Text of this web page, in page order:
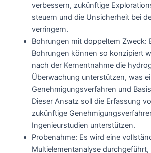
verbessern, zukünftige
steuern und die Unsicherheit bei
verringern.
Bohrungen mit doppeltem Zweck:
Bohrungen können so konzipiert
nach der Kernentnahme die
Überwachung unterstützen, was
Genehmigungsverfahren und
Dieser Ansatz soll die Erfassung
zukünftige
Ingenieurstudien unterstützen.
Probenahme: Es wird eine
Multielementanalyse durchgeführt,